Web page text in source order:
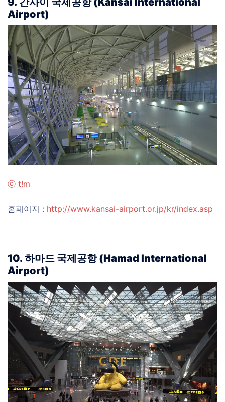
Airport)
ⓒ t!m
홈페이지 : http://www.kansai-airport.or.jp/kr/index.asp
10. 하마드 국제공항 (Hamad International
Airport)